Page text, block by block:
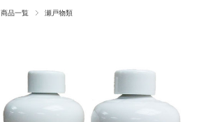
商品一覧 瀬戸物類